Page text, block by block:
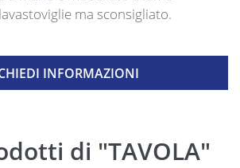
ma sconsigliato.
INFORMAZIONI
di "TAVOLA"